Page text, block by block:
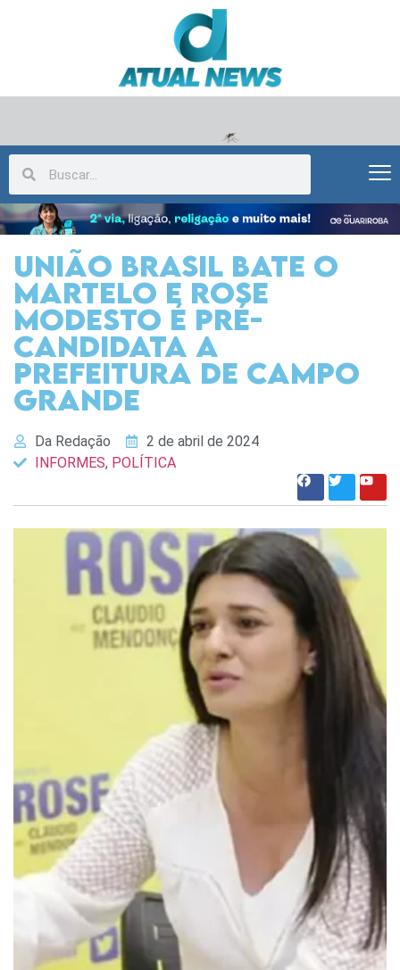
União Brasil bate o
martelo e Rose
Modesto é pré-
candidata a
prefeitura de Campo
Grande
Da Redação
2 de abril de 2024
INFORMES, POLÍTICA